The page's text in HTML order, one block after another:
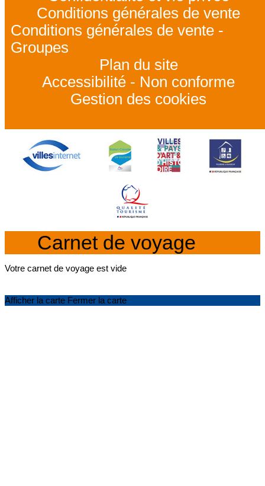
Conditions générales de vente
Conditions générales de vente -
Groupes
Plan du site
Accessibilité - Non conforme
Gestion des cookies
Carnet de voyage
Votre carnet de voyage est vide
Afficher la carte Fermer la carte